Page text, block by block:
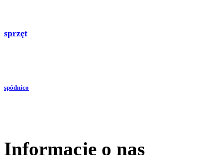
sprzęt
spódnico
Informacje o nas